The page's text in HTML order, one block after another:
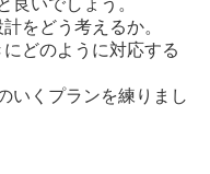
良いでしょう。
をどう考えるか。
どのように対応する
いくプランを練りまし